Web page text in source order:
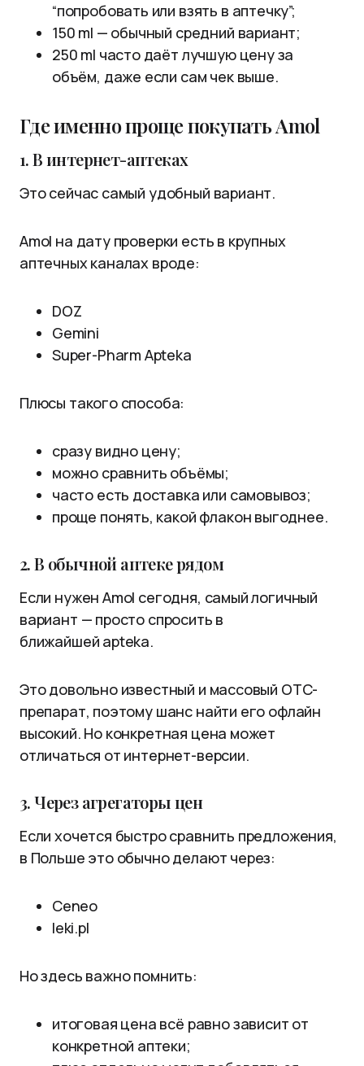
“попробовать или взять в аптечку”;
150 ml — обычный средний вариант;
250 ml часто даёт лучшую цену за
объём, даже если сам чек выше.
Где именно проще покупать Amol
1. В интернет-аптеках
Это сейчас самый удобный вариант.
Amol на дату проверки есть в крупных
аптечных каналах вроде:
DOZ
Gemini
Super-Pharm Apteka
Плюсы такого способа:
сразу видно цену;
можно сравнить объёмы;
часто есть доставка или самовывоз;
проще понять, какой флакон выгоднее.
2. В обычной аптеке рядом
Если нужен Amol сегодня, самый логичный
вариант — просто спросить в
ближайшей apteka.
Это довольно известный и массовый OTC-
препарат, поэтому шанс найти его офлайн
высокий. Но конкретная цена может
отличаться от интернет-версии.
3. Через агрегаторы цен
Если хочется быстро сравнить предложения,
в Польше это обычно делают через:
Ceneo
leki.pl
Но здесь важно помнить:
итоговая цена всё равно зависит от
конкретной аптеки;